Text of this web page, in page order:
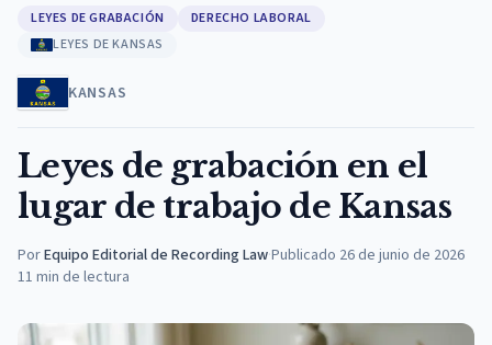
LEYES DE GRABACIÓN
DERECHO LABORAL
LEYES DE KANSAS
KANSAS
Leyes de grabación en el
lugar de trabajo de Kansas
PorEquipo Editorial de Recording Law·Publicado 26 de junio de 2026
11 min de lectura